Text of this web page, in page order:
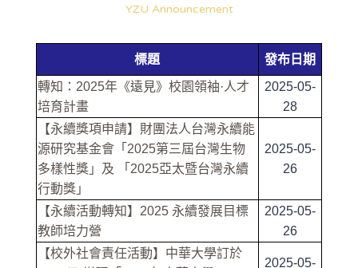
YZU Announcement
標題
發布日期
轉知：2025年《遠見》校園領袖·人才
培育計畫
2025-05-
28
【永續獎項申請】財團法人台灣永續能
源研究基金會「2025第三屆台灣生物
多樣性獎」及 「2025亞太暨台灣永續
行動獎」
2025-05-
26
【永續活動轉知】2025 永續發展目標
教師培力營
2025-05-
26
【校外社會責任活動】中華大學訂於
2025-05-